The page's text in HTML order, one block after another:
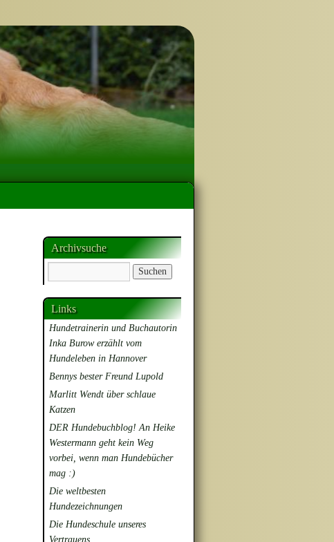
Archivsuche
Links
Hundetrainerin und Buchautorin
Inka Burow erzählt vom
Hundeleben in Hannover
Bennys bester Freund Lupold
Marlitt Wendt über schlaue
Katzen
DER Hundebuchblog! An Heike
Westermann geht kein Weg
vorbei, wenn man Hundebücher
mag :)
Die weltbesten
Hundezeichnungen
Die Hundeschule unseres
Vertrauens